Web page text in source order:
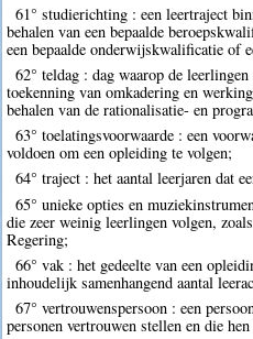
61° studierichting : een leertraject
behalen van een bepaalde
een bepaalde onderwijskwalificatie of
62° teldag : dag waarop de
toekenning van omkadering en
behalen van de rationalisatie- en
63° toelatingsvoorwaarde : een
voldoen om een opleiding te volgen;
64° traject : het aantal leerjaren dat
65° unieke opties en
die zeer weinig leerlingen volgen,
Regering;
66° vak : het gedeelte van een
inhoudelijk samenhangend aantal
67° vertrouwenspersoon : een
personen vertrouwen stellen en die